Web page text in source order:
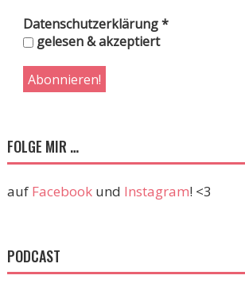
Datenschutzerklärung*
gelesen & akzeptiert
FOLGE MIR …
auf Facebookund Instagram! <3
PODCAST